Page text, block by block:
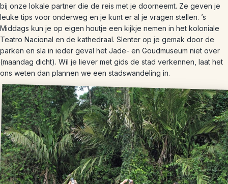
bij onze lokale partner die de reis met je doorneemt. Ze geven je
leuke tips voor onderweg en je kunt er al je vragen stellen. ’s
Middags kun je op eigen houtje een kijkje nemen in het koloniale
Teatro Nacional en de kathedraal. Slenter op je gemak door de
parken en sla in ieder geval het Jade- en Goudmuseum niet over
(maandag dicht). Wil je liever met gids de stad verkennen, laat het
ons weten dan plannen we een stadswandeling in.